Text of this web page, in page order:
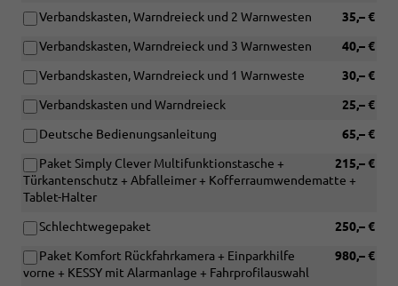
35,– €
Verbandskasten, Warndreieck und 2 Warnwesten
40,– €
Verbandskasten, Warndreieck und 3 Warnwesten
30,– €
Verbandskasten, Warndreieck und 1 Warnweste
25,– €
Verbandskasten und Warndreieck
65,– €
Deutsche Bedienungsanleitung
215,– €
Paket Simply Clever Multifunktionstasche +
Türkantenschutz + Abfalleimer + Kofferraumwendematte +
Tablet-Halter
250,– €
Schlechtwegepaket
980,– €
Paket Komfort Rückfahrkamera + Einparkhilfe
vorne + KESSY mit Alarmanlage + Fahrprofilauswahl